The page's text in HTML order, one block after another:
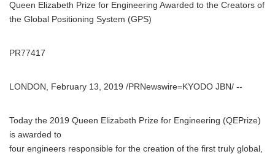
Queen Elizabeth Prize for Engineering Awarded to the Creators of
the Global Positioning System (GPS)
PR77417
LONDON, February 13, 2019 /PRNewswire=KYODO JBN/ --
Today the 2019 Queen Elizabeth Prize for Engineering (QEPrize)
is awarded to
four engineers responsible for the creation of the first truly global,